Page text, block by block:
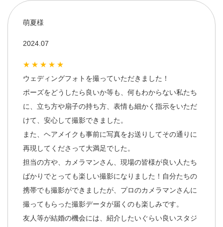
萌夏様
2024.07
★★★★★
ウェディングフォトを撮っていただきました！
ポーズをどうしたら良いか等も、何もわからない私たち
に、立ち方や扇子の持ち方、表情も細かく指示をいただ
けて、安心して撮影できました。
また、ヘアメイクも事前に写真をお送りしてその通りに
再現してくださって大満足でした。
担当の方や、カメラマンさん、現場の皆様が良い人たち
ばかりでとっても楽しい撮影になりました！自分たちの
携帯でも撮影ができましたが、プロのカメラマンさんに
撮ってもらった撮影データが届くのも楽しみです。
友人等が結婚の機会には、紹介したいぐらい良いスタジ